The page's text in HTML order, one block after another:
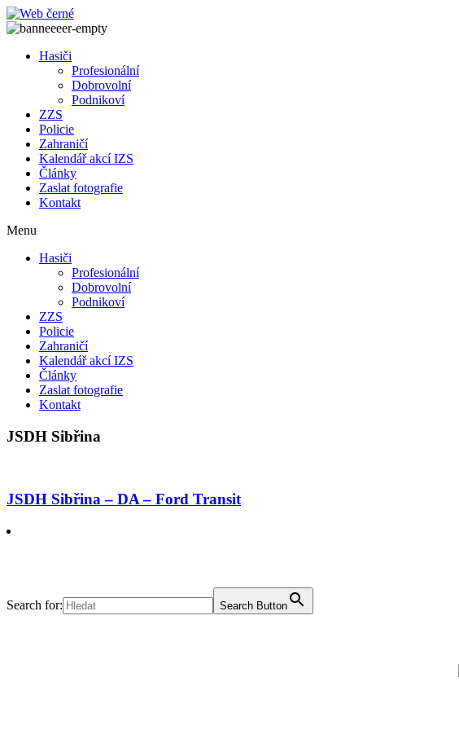
Přejít
k
Hasiči
Profesionální
Dobrovolní
Podnikoví
ZZS
Policie
Zahraničí
Kalendář akcí IZS
Články
Zaslat fotografie
Kontakt
Menu
Hasiči
Profesionální
Dobrovolní
Podnikoví
ZZS
Policie
Zahraničí
Kalendář akcí IZS
Články
Zaslat fotografie
Kontakt
JSDH Sibřina
JSDH Sibřina – DA – Ford Transit
Search for: Search Button